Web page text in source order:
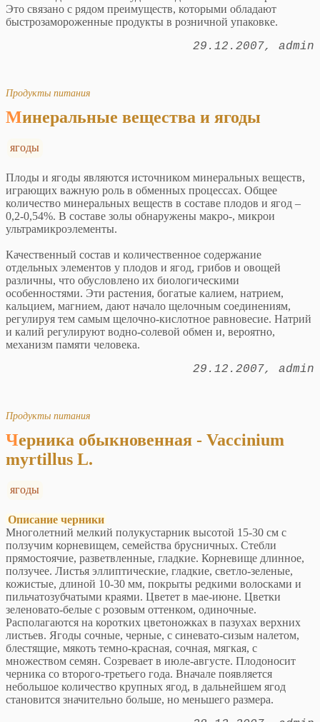
Это связано с рядом преимуществ, которыми обладают
быстрозамороженные продукты в розничной упаковке.
29.12.2007 admin
Продукты питания
Минеральные вещества и ягоды
ягоды
Плоды и ягоды являются источником минеральных веществ,
играющих важную роль в обменных процессах. Общее
количество минеральных веществ в составе плодов и ягод –
0,2-0,54%. В составе золы обнаружены макро-, микрои
ультрамикроэлементы.
Качественный состав и количественное содержание
отдельных элементов у плодов и ягод, грибов и овощей
различны, что обусловлено их биологическими
особенностями. Эти растения, богатые калием, натрием,
кальцием, магнием, дают начало щелочным соединениям,
регулируя тем самым щелочно-кислотное равновесие. Натрий
и калий регулируют водно-солевой обмен и, вероятно,
механизм памяти человека.
29.12.2007 admin
Продукты питания
Черника обыкновенная - Vaccinium
myrtillus L.
ягоды
Описание черники
Многолетний мелкий полукустарник высотой 15-30 см с
ползучим корневищем, семейства брусничных. Стебли
прямостоячие, разветвленные, гладкие. Корневище длинное,
ползучее. Листья эллиптические, гладкие, светло-зеленые,
кожистые, длиной 10-30 мм, покрыты редкими волосками и
пильчатозубчатыми краями. Цветет в мае-июне. Цветки
зеленовато-белые с розовым оттенком, одиночные.
Располагаются на коротких цветоножках в пазухах верхних
листьев. Ягоды сочные, черные, с синевато-сизым налетом,
блестящие, мякоть темно-красная, сочная, мягкая, с
множеством семян. Созревает в июле-августе. Плодоносит
черника со второго-третьего года. Вначале появляется
небольшое количество крупных ягод, в дальнейшем ягод
становится значительно больше, но меньшего размера.